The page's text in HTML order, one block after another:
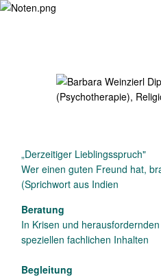
Beratung
In Krisen und
speziellen fachlichen Inhalten
Begleitung
„Derzeitiger Lieblingsspruch"
Wer einen guten Freund hat,
(Sprichwort aus Indien